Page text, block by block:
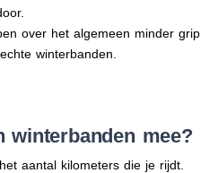
over het algemeen minder grip
winterbanden.
winterbanden mee?
aantal kilometers die je rijdt.